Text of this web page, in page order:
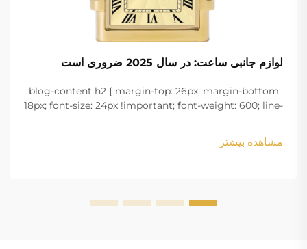
لوازم جانبی ساعت: در سال 2025 ضروری است
.blog-content h2 { margin-top: 26px; margin-bottom:
18px; font-size: 24px !important; font-weight: 600; line-
margin-bottom: 18px; font-size: 20px !important; font-
w...
مشاهده بیشتر